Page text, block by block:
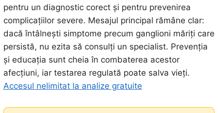
pentru un diagnostic corect și pentru prevenirea
complicațiilor severe. Mesajul principal rămâne clar:
dacă întâlnești simptome precum ganglioni măriți care
persistă, nu ezita să consulți un specialist. Prevenția
și educația sunt cheia în combaterea acestor
afecțiuni, iar testarea regulată poate salva vieți.
Accesul nelimitat la analize gratuite